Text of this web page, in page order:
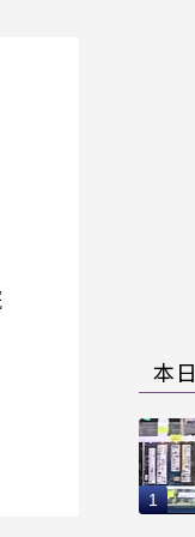
本